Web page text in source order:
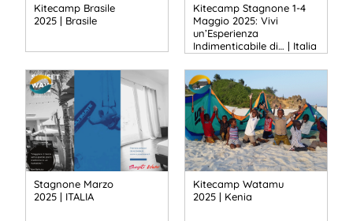
Kitecamp Brasile
2025 | Brasile
Kitecamp Stagnone 1-4
Maggio 2025: Vivi
un’Esperienza
Indimenticabile di… | Italia
Stagnone Marzo
2025 | ITALIA
Kitecamp Watamu
2025 | Kenia